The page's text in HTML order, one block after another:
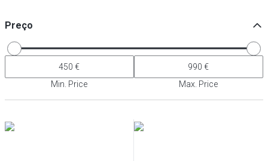
Preço
Min. Price Max. Price